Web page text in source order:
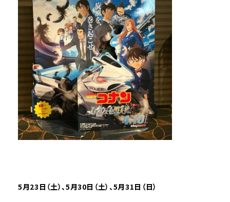
5月23日（土）、5月30日（土）、5月31日（日）